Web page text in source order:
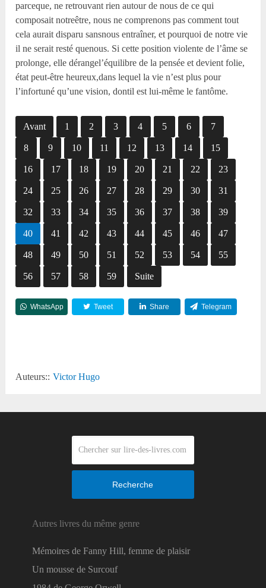
parceque, ne retrouvant rien autour de nous de ce qui
composait notreêtre, nous ne comprenons pas comment tout
cela aurait disparu sansnous entraîner, et pourquoi de notre vie
il ne serait resté quenous. Si cette position violente de l’âme se
prolonge, elle dérangel’équilibre de la pensée et devient folie,
état peut-être heureux,dans lequel la vie n’est plus pour
l’infortuné qu’une vision, dontil est lui-même le fantôme.
Avant 1 2 3 4 5 6 7
8 9 10 11 12 13 14 15
16 17 18 19 20 21 22 23
24 25 26 27 28 29 30 31
32 33 34 35 36 37 38 39
40 41 42 43 44 45 46 47
48 49 50 51 52 53 54 55
56 57 58 59 Suite
WhatsApp Tweet Share Telegram
Auteurs:: Victor Hugo
Recherche
Autres livres du même genre
Mémoires de Fanny Hill, femme de plaisir
Un mousse de Surcouf